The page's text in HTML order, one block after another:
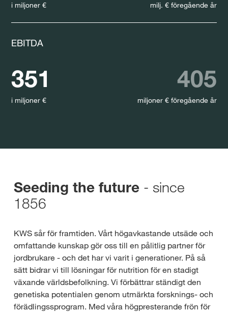
i miljoner € milj. € föregående år
EBITDA
351
i miljoner €
405
miljoner € föregående år
Seeding the future - since
1856
KWS sår för framtiden. Vårt högavkastande utsäde och
omfattande kunskap gör oss till en pålitlig partner för
jordbrukare - och det har vi varit i generationer. På så
sätt bidrar vi till lösningar för nutrition för en stadigt
växande världsbefolkning. Vi förbättrar ständigt den
genetiska potentialen genom utmärkta forsknings- och
förädlingssprogram. Med våra högpresterande frön för